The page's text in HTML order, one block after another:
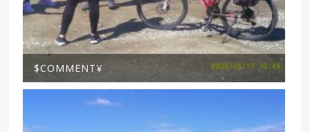
$COMMENT¥